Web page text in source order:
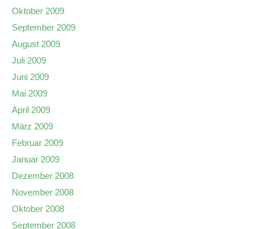
Oktober 2009
September 2009
August 2009
Juli 2009
Juni 2009
Mai 2009
April 2009
März 2009
Februar 2009
Januar 2009
Dezember 2008
November 2008
Oktober 2008
September 2008